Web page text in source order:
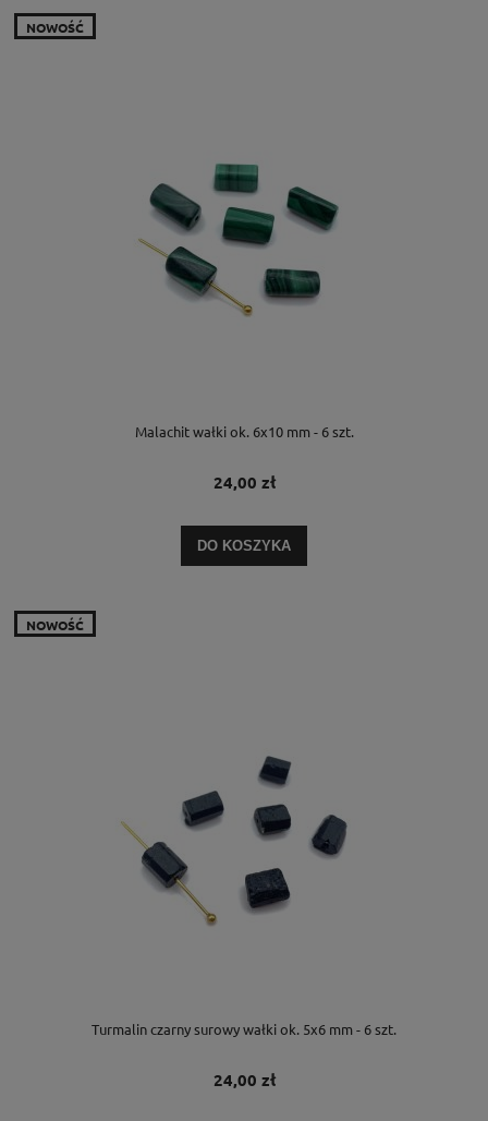
Malachit wałki ok. 6x10 mm - 6 szt.
24,00 zł
DO KOSZYKA
NOWOŚĆ
Turmalin czarny surowy wałki ok. 5x6 mm - 6 szt.
24,00 zł
NOWOŚĆ